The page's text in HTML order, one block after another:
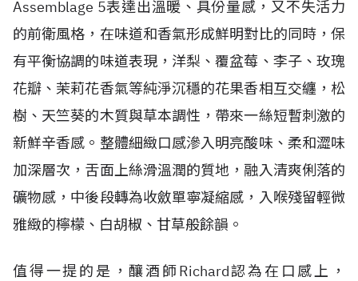
Assemblage 5表達出溫暖、具份量感，又不失活力
的前衛風格，在味道和香氣形成鮮明對比的同時，保
有平衡協調的味道表現，洋梨、覆盆莓、李子、玫瑰
花瓣、茉莉花香氣等純淨沉穩的花果香相互交纏，松
樹、天竺葵的木質與草本調性，帶來一絲短暫刺激的
新鮮辛香感。整體細緻口感滲入明亮酸味、柔和澀味
加深層次，舌面上絲滑溫潤的質地，融入清爽俐落的
礦物感，中後段轉為收斂單寧凝縮感，入喉殘留輕微
雅緻的檸檬、白胡椒、甘草般餘韻。
值得一提的是，釀酒師Richard認為在口感上，